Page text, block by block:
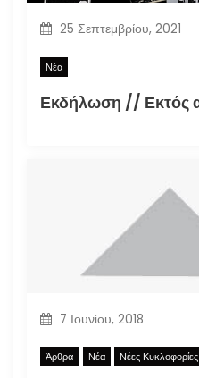
25 Σεπτεμβρίου, 2021
Νέα
7 Ιουνίου, 2018
Άρθρα Νέα Νέες Κυκλοφορίες